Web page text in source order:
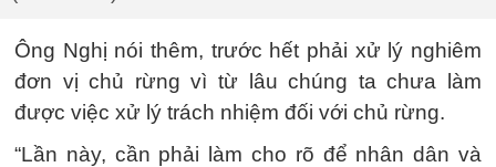
Ông Nghị nói thêm, trước hết phải xử lý nghiêm
đơn vị chủ rừng vì từ lâu chúng ta chưa làm
được việc xử lý trách nhiệm đối với chủ rừng.
“Lần này, cần phải làm cho rõ để nhân dân và